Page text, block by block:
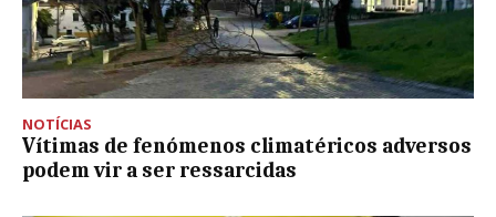
NOTÍCIAS
Vítimas de fenómenos climatéricos adversos
podem vir a ser ressarcidas